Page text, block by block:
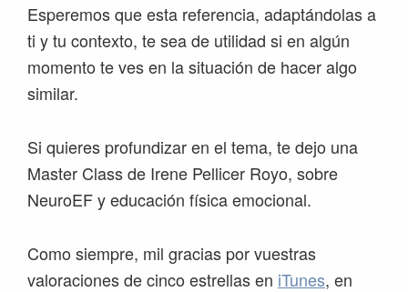
Esperemos que esta referencia, adaptándolas a
ti y tu contexto, te sea de utilidad si en algún
momento te ves en la situación de hacer algo
similar.
Si quieres profundizar en el tema, te dejo una
Master Class de Irene Pellicer Royo, sobre
NeuroEF y educación física emocional.
Como siempre, mil gracias por vuestras
valoraciones de cinco estrellas en iTunes, en